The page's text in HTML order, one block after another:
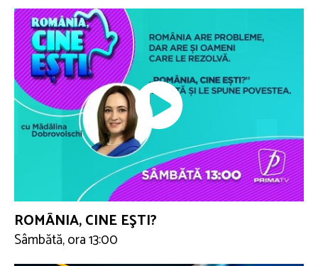
ROMÂNIA, CINE EŞTI?
Sâmbătă, ora 13:00